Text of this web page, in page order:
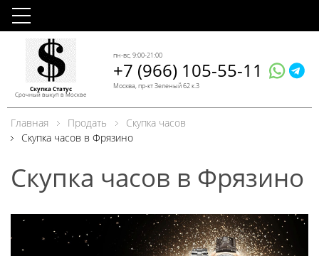
Скупка Статус
Срочный выкуп в Москве
пн-вс, 9:00-21:00
+7 (966) 105-55-11
Москва, пр-кт Зеленый 62 к.3
Главная Продать
Скупка часов
Скупка часов в Фрязино
Скупка часов в Фрязино